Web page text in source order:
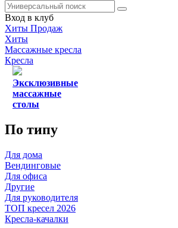
Вход в клуб
Хиты Продаж
Хиты
Массажные кресла
Кресла
Эксклюзивные
массажные
столы
По типу
Для дома
Вендинговые
Для офиса
Другие
Для руководителя
ТОП кресел 2026
Кресла-качалки